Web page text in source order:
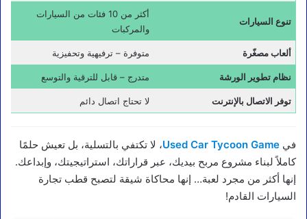
تنوع السيارات
أكثر من 10 فئات من السيارات
والمركبات
ألعاب مصغّرة متوفرة – ترفيهية وتحفيزية
نظام تطوير الورشة متدرج – قابل للترقية والتوسع
توفر الاتصال بالإنترنت لا تحتاج اتصال دائم
في Used Car Tycoon Game، لا تكتفي بالتسلية، بل تعيش حلمًا
كاملاً لبناء مشروع مربح بيديك، عبر قراراتك، استراتيجيتك، وإبداعك.
إنها أكثر من مجرد لعبة… إنها محاكاة شيقة لتصبح قطب تجارة
السيارات القادم!